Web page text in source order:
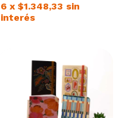
6 x $1.348,33 sin
interés